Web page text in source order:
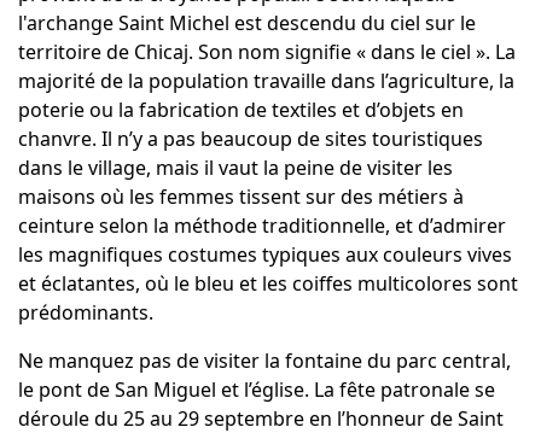
l'archange Saint Michel est descendu du ciel sur le
territoire de Chicaj. Son nom signifie « dans le ciel ». La
majorité de la population travaille dans l’agriculture, la
poterie ou la fabrication de textiles et d’objets en
chanvre. Il n’y a pas beaucoup de sites touristiques
dans le village, mais il vaut la peine de visiter les
maisons où les femmes tissent sur des métiers à
ceinture selon la méthode traditionnelle, et d’admirer
les magnifiques costumes typiques aux couleurs vives
et éclatantes, où le bleu et les coiffes multicolores sont
prédominants.
Ne manquez pas de visiter la fontaine du parc central,
le pont de San Miguel et l’église. La fête patronale se
déroule du 25 au 29 septembre en l’honneur de Saint